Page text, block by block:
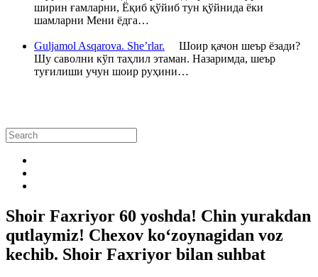
ширин ғамларни, Ёқиб қўйиб тун қўйнида ёки
шамларни Мени ёдга…
Guljamol Asqarova. She’rlar. Шоир қачон шеър ёзади?
Шу саволни кўп таҳлил этаман. Назаримда, шеър
туғилиши учун шоир руҳини…
Shoir Faxriyor 60 yoshda! Chin yurakdan
qutlaymiz! Chexov ko‘zoynagidan voz
kechib. Shoir Faxriyor bilan suhbat